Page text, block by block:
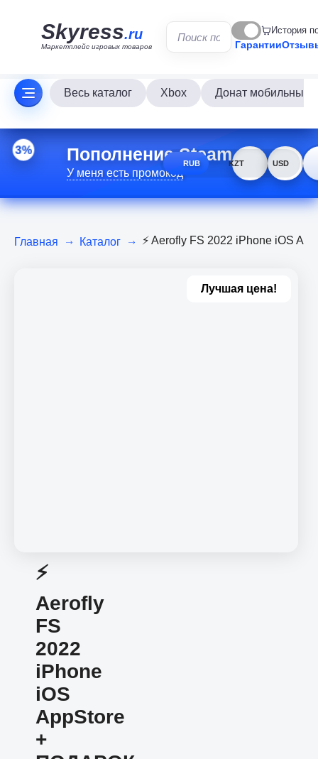
Skyress.ru
Маркетплейс игровых товаров
История
Гарантии
Весь каталог Xbox Донат мобильных
3% Пополнение Steam
У меня есть промокод
RUB KZT USD
Главная Каталог ⚡️ Aerofly FS 2022 iPhone iOS
Лучшая цена!
⚡️
Aerofly
FS
2022
iPhone
iOS
AppStore
+